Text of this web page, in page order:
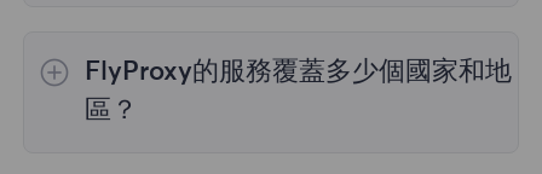
有用。您可以在管理面板中自由選擇和切換不同
國家的IP地址。
FlyProxy的服務覆蓋多少個國家和地
區？